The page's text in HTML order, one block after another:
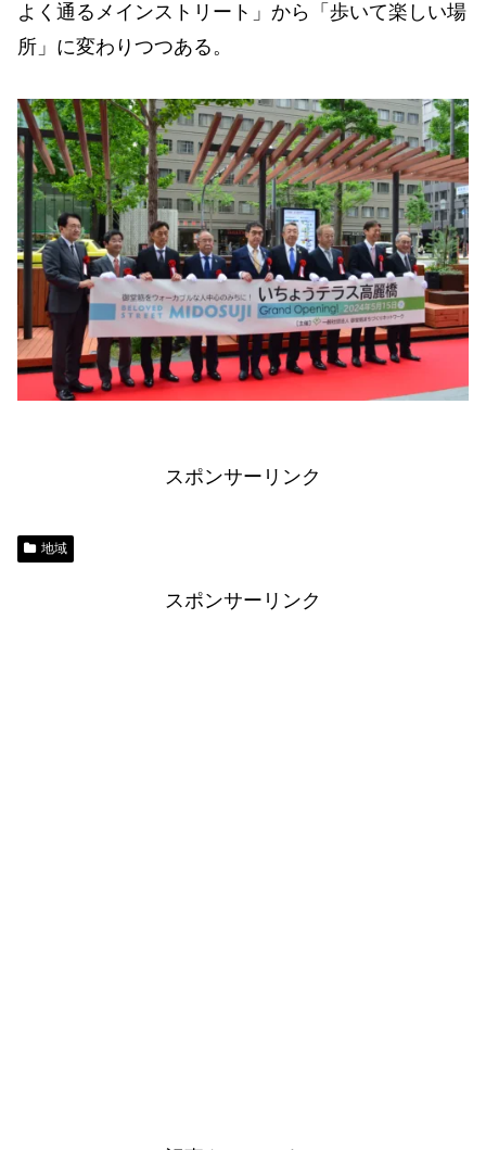
よく通るメインストリート」から「歩いて楽しい場
所」に変わりつつある。
スポンサーリンク
地域
スポンサーリンク